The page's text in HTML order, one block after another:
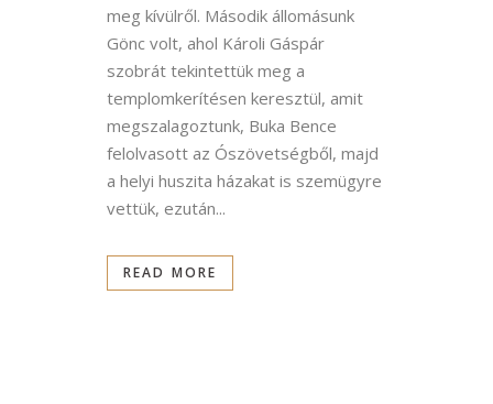
meg kívülről. Második állomásunk
Gönc volt, ahol Károli Gáspár
szobrát tekintettük meg a
templomkerítésen keresztül, amit
megszalagoztunk, Buka Bence
felolvasott az Ószövetségből, majd
a helyi huszita házakat is szemügyre
vettük, ezután...
READ MORE